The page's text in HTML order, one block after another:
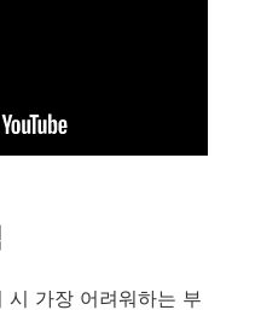
시 가장 어려워하는 부